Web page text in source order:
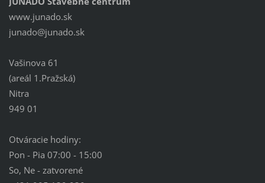
www.junado.sk
junado@junado.sk
Vašinova 61
(areál 1.Pražská)
Nitra
949 01
Otváracie hodiny:
Pon - Pia 07:00 - 15:00
So, Ne - zatvorené